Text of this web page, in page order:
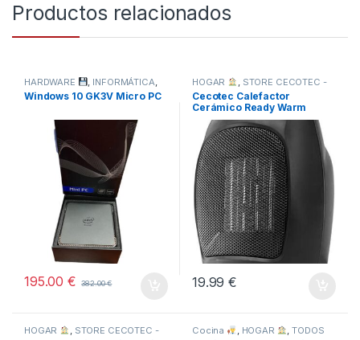
Productos relacionados
HARDWARE , INFORMÁTICA,
TODOS
Windows 10 GK3V Micro PC
195.00€ 382.00€
HOGAR , STORE CECOTEC -
DISTRIBUIDOR OFICIAL
TODOS
Cecotec Calefactor
Cerámico Ready Warm
6000
19.99€
HOGAR , STORE CECOTEC -
Cocina , HOGAR ,TODOS